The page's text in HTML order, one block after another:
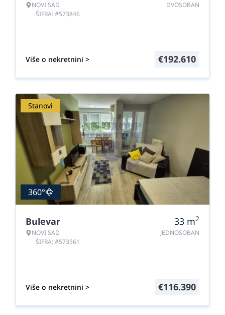
NOVI SAD
ŠIFRA: #573846
DVOSOBAN
Više o nekretnini > €192.610
Stanovi
360°
Bulevar
NOVI SAD
ŠIFRA: #573561
33 m2
JEDNOSOBAN
Više o nekretnini > €116.390